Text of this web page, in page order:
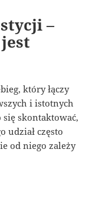
–
który łączy
i istotnych
się skontaktować,
udział często
od niego zależy